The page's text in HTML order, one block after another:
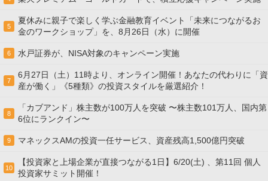
5
夏休みに親子で楽しく学ぶ金融教育イベント「未来につながるお
金のワークショップ」を、8月26日（水）に開催
6 水戸証券が、NISA対象のキャンペーン実施
7
6月27日（土）11時より、オンライン開催！あなたの代わりに「資
産が働く」《5種類》の投資スタイルを厳選紹介！
8
「カブアンド」株主数が100万人を突破 〜株主数101万人、国内第
6位にランクイン〜
9 マネックスAMの投資一任サービス、資産残高1,500億円突破
10
【投資家と上場企業が直接つながる1日】6/20(土) 、第11回 個人
投資家サミット開催！